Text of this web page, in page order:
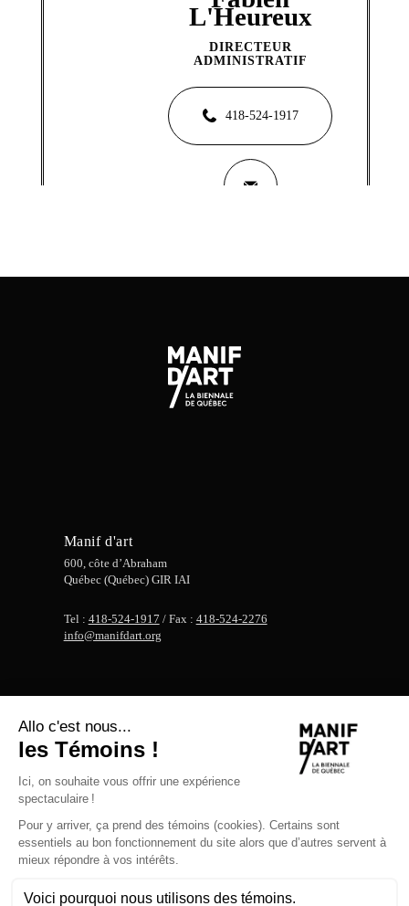
L'Heureux
DIRECTEUR
ADMINISTRATIF
418-524-1917
Manif d'art
600, côte d’Abraham
Québec (Québec) GIR IAI
Tel : 418-524-1917 / Fax : 418-524-2276
info@manifdart.org
MENTIONS LÉGALES
POLITIQUE DE PROTECTION DE DONNÉES